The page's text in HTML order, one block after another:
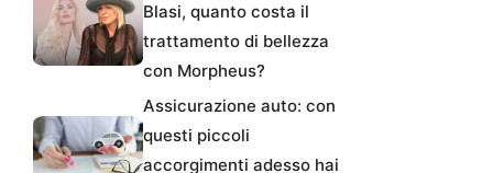
Blasi, quanto costa il
trattamento di bellezza
con Morpheus?
Assicurazione auto: con
questi piccoli
accorgimenti adesso hai